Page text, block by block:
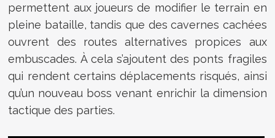
permettent aux joueurs de modifier le terrain en
pleine bataille, tandis que des cavernes cachées
ouvrent des routes alternatives propices aux
embuscades. À cela s’ajoutent des ponts fragiles
qui rendent certains déplacements risqués, ainsi
qu’un nouveau boss venant enrichir la dimension
tactique des parties.